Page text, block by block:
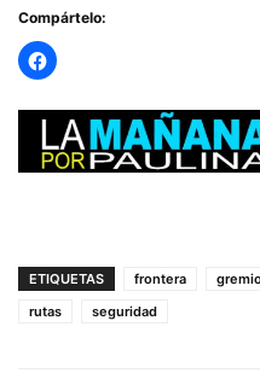
31, 2024
Compártelo:
ETIQUETAS frontera
rutas
seguridad